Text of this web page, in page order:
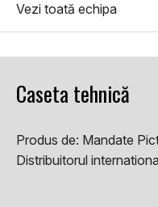
Vezi toată echipa
Caseta tehnică
Produs de: Mandate
Distribuitorul